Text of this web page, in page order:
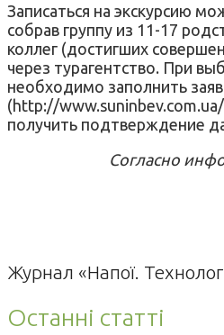
Записаться на экскурсию
собрав группу из 11-17
коллег (достигших
через турагентство. При
необходимо заполнить
(http://
получить подтверждение
Согласно
Журнал «Напої.
Останні статті